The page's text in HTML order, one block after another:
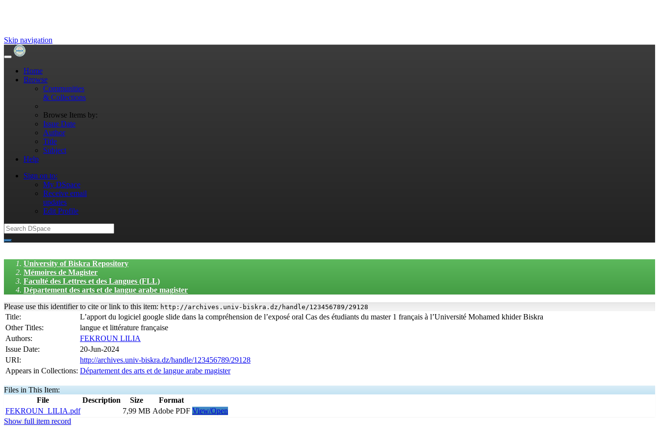
Skip navigation
Home
Browse
Communities
& Collections
Browse Items by:
Issue Date
Author
Title
Subject
Help
Sign on to:
My DSpace
Receive email
updates
Edit Profile
University of Biskra Repository
Mémoires de Magister
Faculté des Lettres et des Langues (FLL)
Département des arts et de langue arabe magister
Please use this identifier to cite or link to this item: http://archives.univ-biskra.dz/handle/123456789/29128
Title:
L’apport du logiciel google slide dans la compréhension de l’exposé oral Cas des étudiants du master 1 français à l’Université Mohamed khider Biskra
Other Titles:
langue et littérature française
Authors:
FEKROUN LILIA
Issue Date:
20-Jun-2024
URI:
http://archives.univ-biskra.dz/handle/123456789/29128
Appears in Collections: Département des arts et de langue arabe magister
Files in This Item:
File
Description Size
Format
FEKROUN_LILIA.pdf
7,99 MB Adobe PDF View/Open
Show full item record